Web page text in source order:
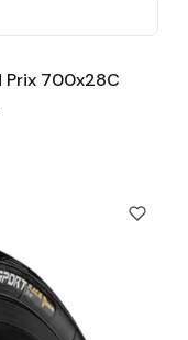
Prix 700x28C